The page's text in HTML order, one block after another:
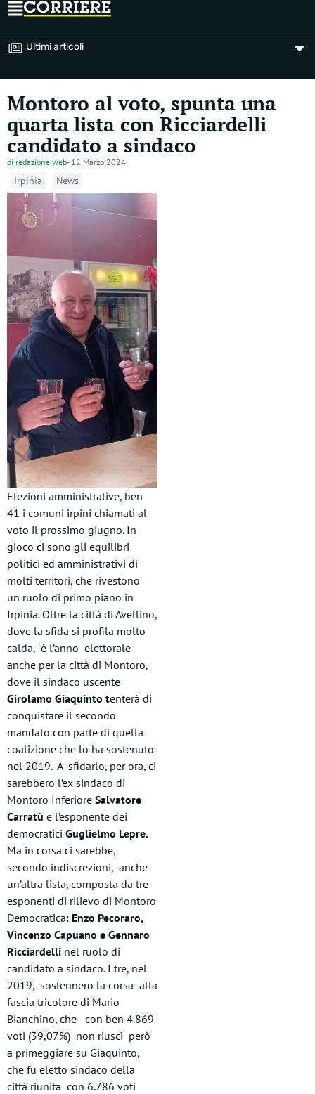
Ultimi articoli
Montoro al voto, spunta una
quarta lista con Ricciardelli
candidato a sindaco
di redazione web- 12 Marzo 2024
Irpinia News
Elezioni amministrative, ben
41 i comuni irpini chiamati al
voto il prossimo giugno. In
gioco ci sono gli equilibri
politici ed amministrativi di
molti territori, che rivestono
un ruolo di primo piano in
Irpinia. Oltre la città di Avellino,
dove la sfida si profila molto
calda, è l’anno elettorale
anche per la città di Montoro,
dove il sindaco uscente
Girolamo Giaquinto tenterà di
conquistare il secondo
mandato con parte di quella
coalizione che lo ha sostenuto
nel 2019. A sfidarlo, per ora, ci
sarebbero l’ex sindaco di
Montoro Inferiore Salvatore
Carratù e l’esponente dei
democratici Guglielmo Lepre.
Ma in corsa ci sarebbe,
secondo indiscrezioni, anche
un’altra lista, composta da tre
esponenti di rilievo di Montoro
Democratica: Enzo Pecoraro,
Vincenzo Capuano e Gennaro
Ricciardelli nel ruolo di
candidato a sindaco. I tre, nel
2019, sostennero la corsa alla
fascia tricolore di Mario
Bianchino, che con ben 4.869
voti (39,07%) non riuscì però
a primeggiare su Giaquinto,
che fu eletto sindaco della
città riunita con 6.786 voti